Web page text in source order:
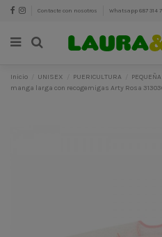
Contacte con nosotros Whatsapp 687 314
Inicio UNISEX PUERICULTURA
manga larga con recogemigas Arty Rosa